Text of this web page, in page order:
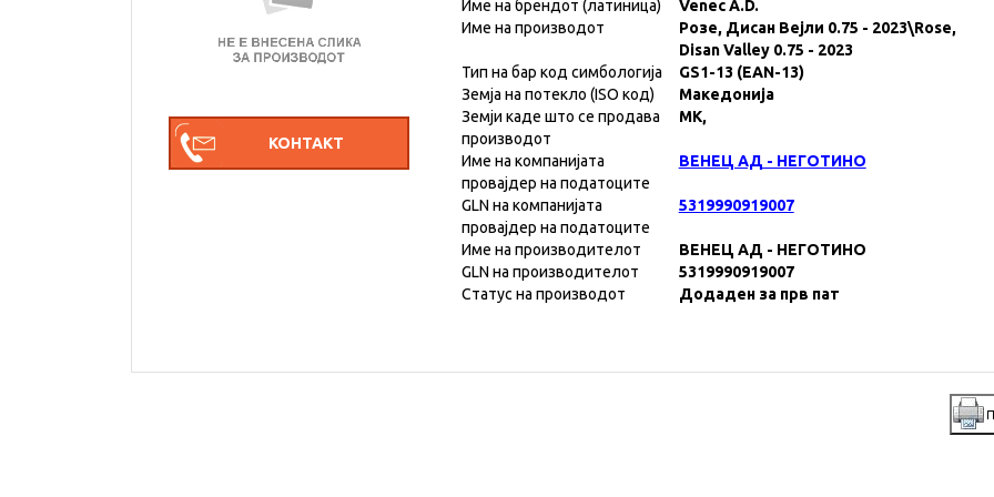
Име на брендот (латиница)
Venec A.D.
Име на производот
Розе, Дисан Вејли 0.75 - 2023\Rose,
Disan Valley 0.75 - 2023
Тип на бар код симбологија
GS1-13 (EAN-13)
Земја на потекло (ISO код)
Македонија
Земји каде што се продава
производот
MK,
Име на компанијата
провајдер на податоците
ВЕНЕЦ АД - НЕГОТИНО
GLN на компанијата
провајдер на податоците
5319990919007
Име на производителот
ВЕНЕЦ АД - НЕГОТИНО
GLN на производителот
5319990919007
Статус на производот
Додаден за прв пат